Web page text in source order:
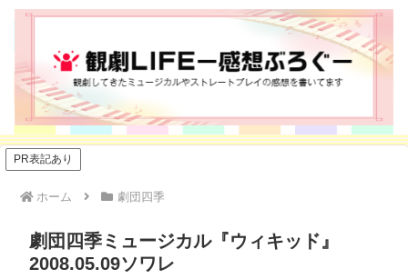
PR表記あり
ホーム 劇団四季
劇団四季ミュージカル『ウィキッド』
2008.05.09ソワレ